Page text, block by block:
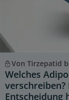
Von Tirzepatid
Welches
verschreiben?
Entscheidung